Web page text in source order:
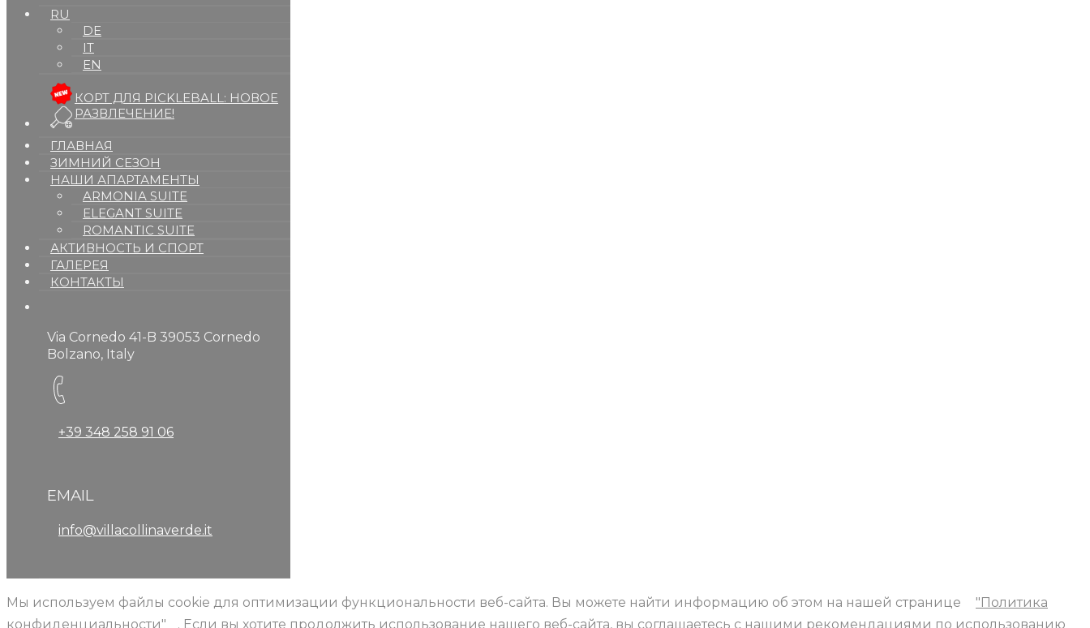
RU
DE
IT
EN
КОРТ ДЛЯ PICKLEBALL: НОВОЕ
РАЗВЛЕЧЕНИЕ!
ГЛАВНАЯ
ЗИМНИЙ СЕЗОН
НАШИ АПАРТАМЕНТЫ
ARMONIA SUITE
ELEGANT SUITE
ROMANTIC SUITE
АКТИВНОСТЬ И СПОРТ
ГАЛЕРЕЯ
КОНТАКТЫ
Via Cornedo 41-B 39053 Cornedo
Bolzano, Italy
+39 348 258 91 06
EMAIL
info@villacollinaverde.it
Мы используем файлы cookie для оптимизации функциональности веб-сайта. Вы можете найти информацию об этом на нашей странице
"Политика
конфиденциальности"
. Если вы хотите продолжить использование нашего веб-сайта, вы соглашаетесь с нашими рекомендациями по использованию